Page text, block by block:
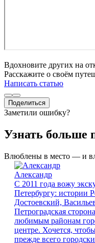
Вдохновите других на
Расскажите о своём
Написать статью
Поделиться
Заметили ошибку?
Узнать больше
Влюблены в место — и
Александр
С 2011 года вожу
Петербургу: истории
Достоевский,
Петроградская
любимым районам
центре. Хочется,
прежде всего